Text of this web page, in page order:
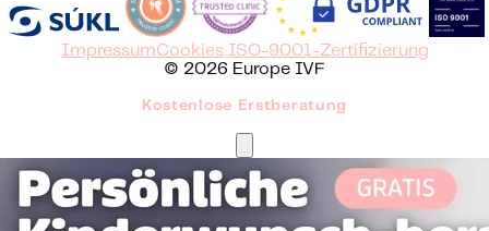
ImpressumCookies ISO-9001-Zertifizierung
© 2026 Europe IVF
Kostenlose Erstberatung